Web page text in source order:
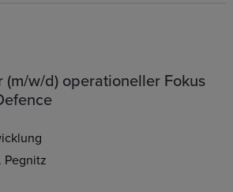
(m/w/d) operationeller Fokus
Pegnitz